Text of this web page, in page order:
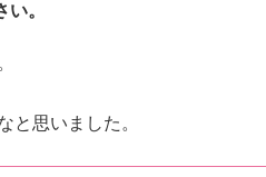
。
と思いました。